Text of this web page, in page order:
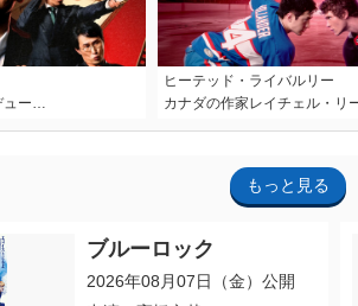
ュー…
ヒーテッド・ライバルリー
カナダの作家レイチェル・リ
もっと見る
ブルーロック
2026年08月07日（金）公開